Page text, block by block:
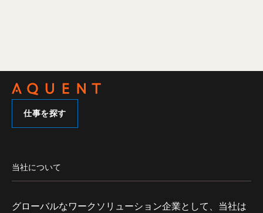
仕事を探す
当社について
グローバルなワークソリューション企業として、当社は